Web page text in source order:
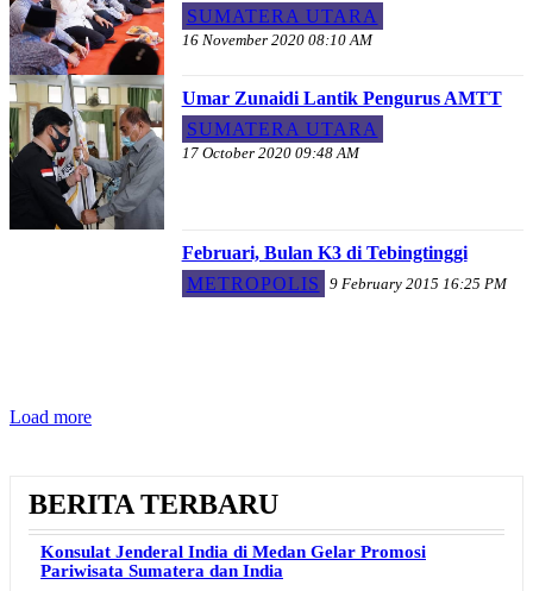
SUMATERA UTARA
16 November 2020 08:10 AM
Umar Zunaidi Lantik Pengurus AMTT
SUMATERA UTARA
17 October 2020 09:48 AM
Februari, Bulan K3 di Tebingtinggi
METROPOLIS
9 February 2015 16:25 PM
Load more
BERITA TERBARU
Konsulat Jenderal India di Medan Gelar Promosi
Pariwisata Sumatera dan India